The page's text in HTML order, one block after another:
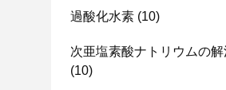
過酸化水素 (10)
次亜塩素酸ナトリウムの解
(10)